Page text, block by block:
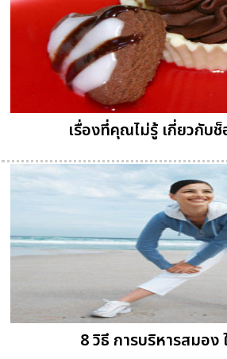
เรื่องที่คุณไม่รู้ เกี่ยวกับ
8 วิธี การบริหารสมอง